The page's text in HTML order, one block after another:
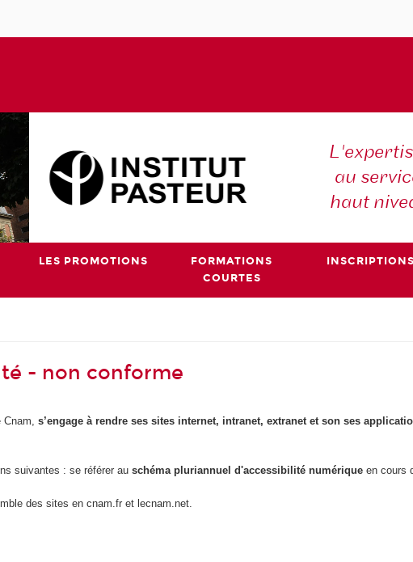
au
haut
LES PROMOTIONS
FORMATIONS
COURTES
- non conforme
Cnam,s’engage à rendre ses sites internet, intranet, extranet et son ses
suivantes : se référer auschéma pluriannuel d'accessibilité numérique en cours
des sites en cnam.fr et lecnam.net.